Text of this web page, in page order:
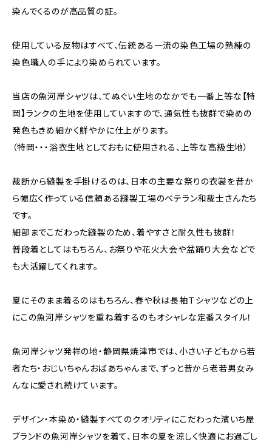
染んでくるのが高品質の証。
使用している反物はすべて、伝統ある一流の染色工場の熟練の
染色職人の手により染められています。
当店の魚河岸シャツは、てぬぐい生地のなかでも一番上等な【特
岡】ランクの生地を使用していますので、通気性も抜群で染めの
発色もきめ細かく鮮やかに仕上がります。
（特岡・・・浴衣生地としておもに使用される、上等な高級生地）
裁断から縫製を手掛けるのは、日本の主要な祭りの衣裳を昔か
ら幅広く作っている信頼ある縫製工場のベテラン和裁士さんたち
です。
細部までこだわった縫製のため、着やすさと耐久性も抜群！
普段着としてはもちろん、お祭りや花火大会や盆踊り大会などで
も大活躍してくれます。
夏にそのまま着るのはもちろん、春や秋は長袖Ｔシャツなどの上
にこの魚河岸シャツを重ね着するのもオシャレな定番スタイル！
魚河岸シャツ発祥の地・静岡県焼津市では、小さい子どもから若
者たち・おじいちゃんおばあちゃんまで、ずっと昔から老若男女み
んなに愛され続けています。
デザイン・本染め・縫製すべてのクオリティにこだわった濱いち屋
ブランドの魚河岸シャツを着て、日本の夏を涼しく快適にお過ごし